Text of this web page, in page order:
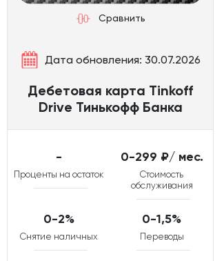
Сравнить
Дата обновления: 30.07.2026
Дебетовая карта Tinkoff
Drive Тинькофф Банка
-
Проценты на остаток
0-299 ₽/ мес.
Стоимость
обслуживания
0-2%
Снятие наличных
0-1,5%
Переводы